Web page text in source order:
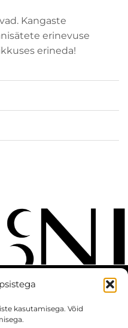
kasutamisega. Võid
Kangaste
erinevuse
erineda!